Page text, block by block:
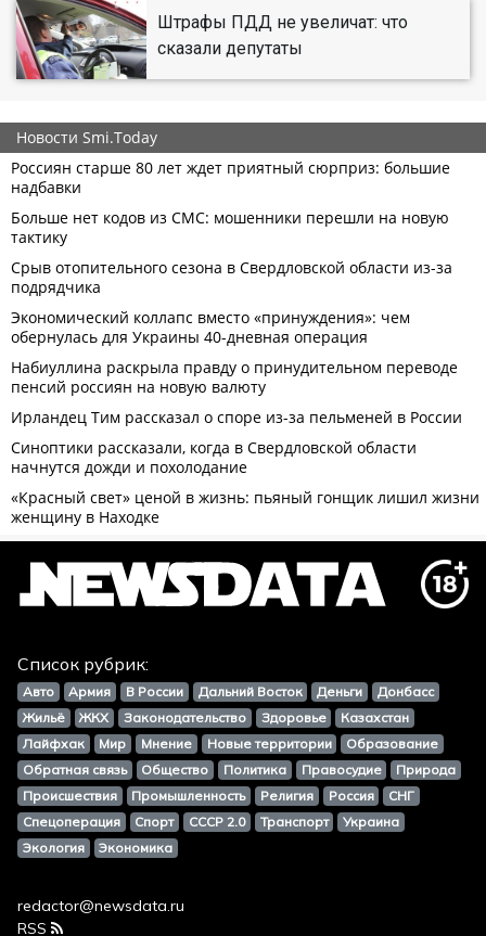
Штрафы ПДД не увеличат: что
сказали депутаты
Список рубрик:
Авто Армия В России Дальний Восток Деньги
Донбасс
Жильё
ЖКХ Законодательство Здоровье
Казахстан
Лайфхак
Мир Мнение Новые территории
Образование
Обратная связь
Общество Политика Правосудие
Природа
Происшествия
Промышленность Религия Россия
СНГ
Спецоперация
Спорт СССР 2.0 Транспорт
Украина
Экология
Экономика
redactor@newsdata.ru
RSS